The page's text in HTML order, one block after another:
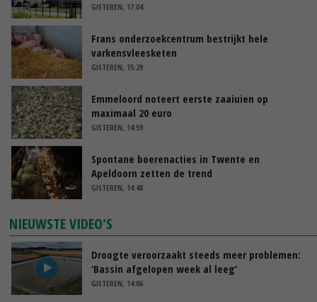
GISTEREN, 17:04
Frans onderzoekcentrum bestrijkt hele
varkensvleesketen
GISTEREN, 15:29
Emmeloord noteert eerste zaaiuien op
maximaal 20 euro
GISTEREN, 14:59
Spontane boerenacties in Twente en
Apeldoorn zetten de trend
GISTEREN, 14:48
NIEUWSTE VIDEO'S
Droogte veroorzaakt steeds meer problemen:
‘Bassin afgelopen week al leeg’
GISTEREN, 14:06